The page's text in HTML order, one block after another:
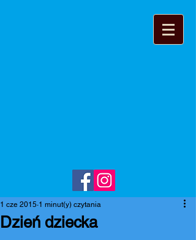
Dzień dziecka
1 cze 2015 1 minut(y) czytania